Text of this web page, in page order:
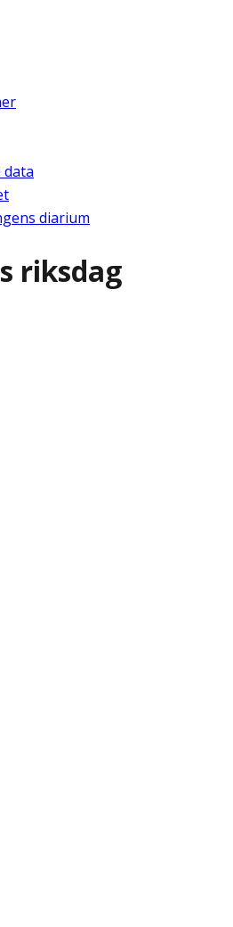
data
diarium
riksdag